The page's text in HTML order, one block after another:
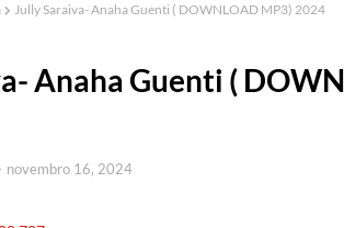
Jully Saraiva- Anaha Guenti ( DOWNLOAD MP3) 2024
Anaha Guenti (
novembro 16, 2024